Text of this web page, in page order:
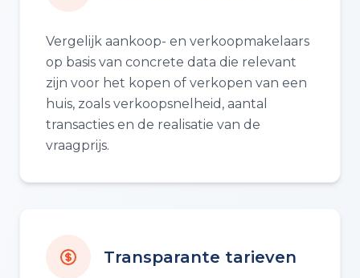
Vergelijk aankoop- en verkoopmakelaars
op basis van concrete data die relevant
zijn voor het kopen of verkopen van een
huis, zoals verkoopsnelheid, aantal
transacties en de realisatie van de
vraagprijs.
Transparante tarieven